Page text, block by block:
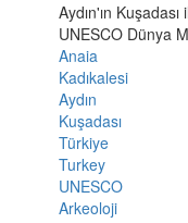
Aydın'ın
UNESCO Dünya
Anaia
Kadıkalesi
Aydın
Kuşadası
Türkiye
Turkey
UNESCO
Arkeoloji